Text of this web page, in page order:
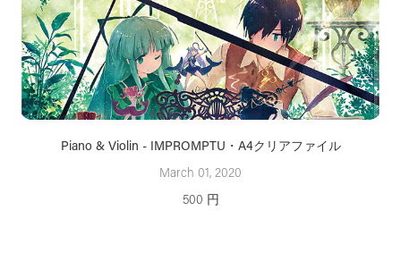
Piano & Violin - IMPROMPTU・A4クリアファイル
March 01, 2020
500 円